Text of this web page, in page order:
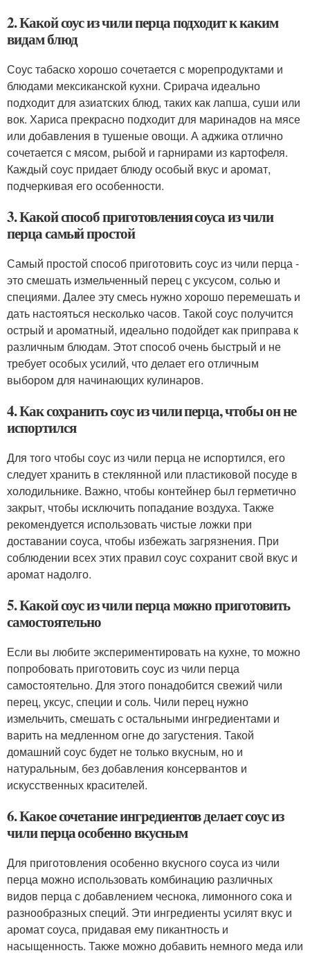
2. Какой соус из чили перца подходит к каким
видам блюд
Соус табаско хорошо сочетается с морепродуктами и
блюдами мексиканской кухни. Срирача идеально
подходит для азиатских блюд, таких как лапша, суши или
вок. Хариса прекрасно подходит для маринадов на мясе
или добавления в тушеные овощи. А аджика отлично
сочетается с мясом, рыбой и гарнирами из картофеля.
Каждый соус придает блюду особый вкус и аромат,
подчеркивая его особенности.
3. Какой способ приготовления соуса из чили
перца самый простой
Самый простой способ приготовить соус из чили перца -
это смешать измельченный перец с уксусом, солью и
специями. Далее эту смесь нужно хорошо перемешать и
дать настояться несколько часов. Такой соус получится
острый и ароматный, идеально подойдет как приправа к
различным блюдам. Этот способ очень быстрый и не
требует особых усилий, что делает его отличным
выбором для начинающих кулинаров.
4. Как сохранить соус из чили перца, чтобы он не
испортился
Для того чтобы соус из чили перца не испортился, его
следует хранить в стеклянной или пластиковой посуде в
холодильнике. Важно, чтобы контейнер был герметично
закрыт, чтобы исключить попадание воздуха. Также
рекомендуется использовать чистые ложки при
доставании соуса, чтобы избежать загрязнения. При
соблюдении всех этих правил соус сохранит свой вкус и
аромат надолго.
5. Какой соус из чили перца можно приготовить
самостоятельно
Если вы любите экспериментировать на кухне, то можно
попробовать приготовить соус из чили перца
самостоятельно. Для этого понадобится свежий чили
перец, уксус, специи и соль. Чили перец нужно
измельчить, смешать с остальными ингредиентами и
варить на медленном огне до загустения. Такой
домашний соус будет не только вкусным, но и
натуральным, без добавления консервантов и
искусственных красителей.
6. Какое сочетание ингредиентов делает соус из
чили перца особенно вкусным
Для приготовления особенно вкусного соуса из чили
перца можно использовать комбинацию различных
видов перца с добавлением чеснока, лимонного сока и
разнообразных специй. Эти ингредиенты усилят вкус и
аромат соуса, придавая ему пикантность и
насыщенность. Также можно добавить немного меда или